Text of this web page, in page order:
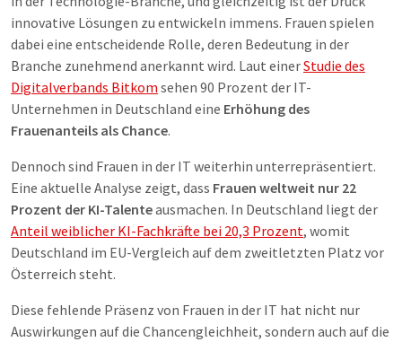
innovative Lösungen zu entwickeln immens. Frauen spielen
dabei eine entscheidende Rolle, deren Bedeutung in der
Branche zunehmend anerkannt wird. Laut einerStudie des
Digitalverbands Bitkom sehen 90 Prozent der IT-
Unternehmen in Deutschland eine Erhöhung des
Frauenanteils als Chance.
Dennoch sind Frauen in der IT weiterhin unterrepräsentiert.
Eine aktuelle Analyse zeigt, dass Frauen weltweit nur 22
Prozent der KI-Talenteausmachen. In Deutschland liegt der
Anteil weiblicher KI-Fachkräfte bei 20,3 Prozent, womit
Deutschland im EU-Vergleich auf dem zweitletzten Platz vor
Österreich steht.
Diese fehlende Präsenz von Frauen in der IT hat nicht nur
Auswirkungen auf die Chancengleichheit, sondern auch auf die